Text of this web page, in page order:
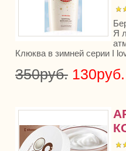
Я
Клюква в зимней серии I
350руб. 130руб.